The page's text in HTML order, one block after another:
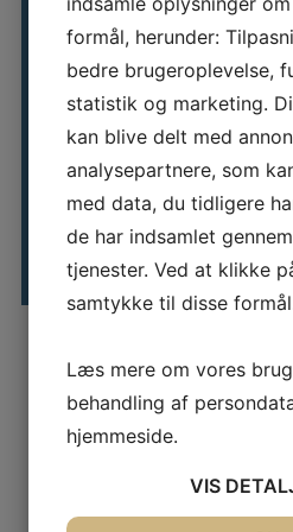
SE ALLE
Skræddersyet løsning
Kurserne kan også tilbydes som
virksomhedstilpassede forløb. I
målrette forløbet den enkelte
formål, herunder:
bedre brugeroplevelse,
statistik og marketing.
kan blive delt med
analysepartnere, som
med data, du tidligere
de har indsamlet
tjenester. Ved at klikke
samtykke til disse
Læs mere om vores
behandling af
hjemmeside.
VIS